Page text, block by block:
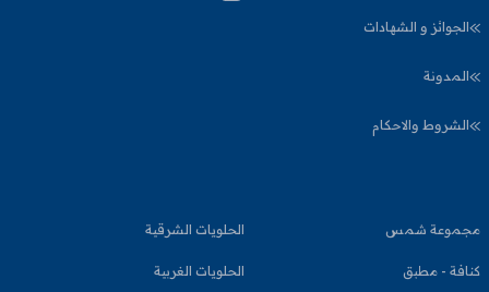
الجوائز و الشهادات
المدونة
الشروط والاحكام
مجموعة شمس الحلويات الشرقية
كنافة - مطبق الحلويات الغربية